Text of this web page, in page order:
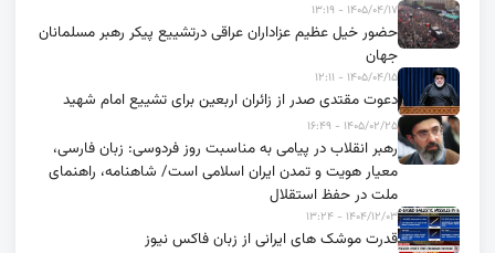
۱۴۰۵/۰۴/۱۷ - ۱۳:۱۹
حضور خیل عظیم عزاداران عراقی درتشییع پیکر رهبر مسلمانان
جهان
۱۴۰۵/۰۴/۱۵ - ۱۲:۱۱
دعوت مقتدی صدر از زائران اربعین برای تشییع امام شهید
۱۴۰۵/۰۲/۲۵ - ۱۶:۴۹
رهبر انقلاب در پیامی به مناسبت روز فردوسی: زبان فارسی،
معیار هویت و تمدن ایران اسلامی است/ شاهنامه، راهنمای
ملت در حفظ استقلال
۱۴۰۴/۱۲/۰۳ - ۱۳:۲۴
قدرت موشک های ایرانی از زبان فاکس نیوز